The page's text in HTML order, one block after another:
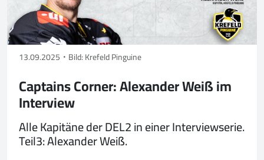
13.09.2025 Bild: Krefeld Pinguine
Captains Corner: Alexander Weiß im
Interview
Alle Kapitäne der DEL2 in einer Interviewserie.
Teil3: Alexander Weiß.